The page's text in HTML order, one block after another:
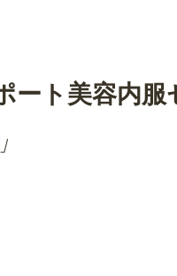
ート美容内服